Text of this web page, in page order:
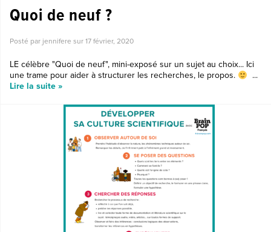
Quoi de neuf ?
Posté par jennifere sur 17 février, 2020
LE célèbre "Quoi de neuf", mini-exposé sur un sujet au choix... Ici
une trame pour aider à structurer les recherches, le propos.
...
Lire la suite »